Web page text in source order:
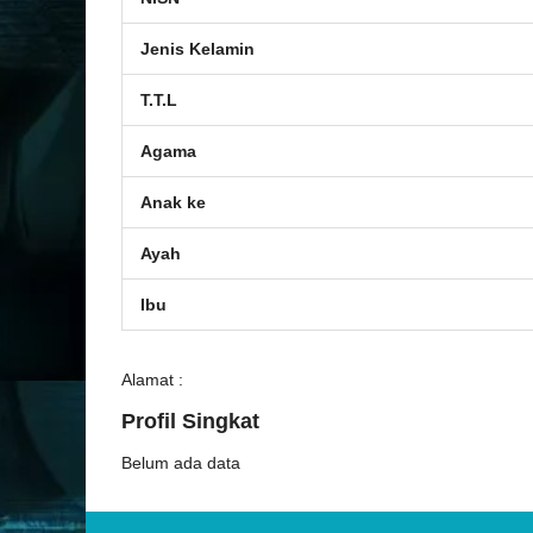
Jenis Kelamin
T.T.L
Agama
Anak ke
Ayah
Ibu
Alamat :
Profil Singkat
Belum ada data